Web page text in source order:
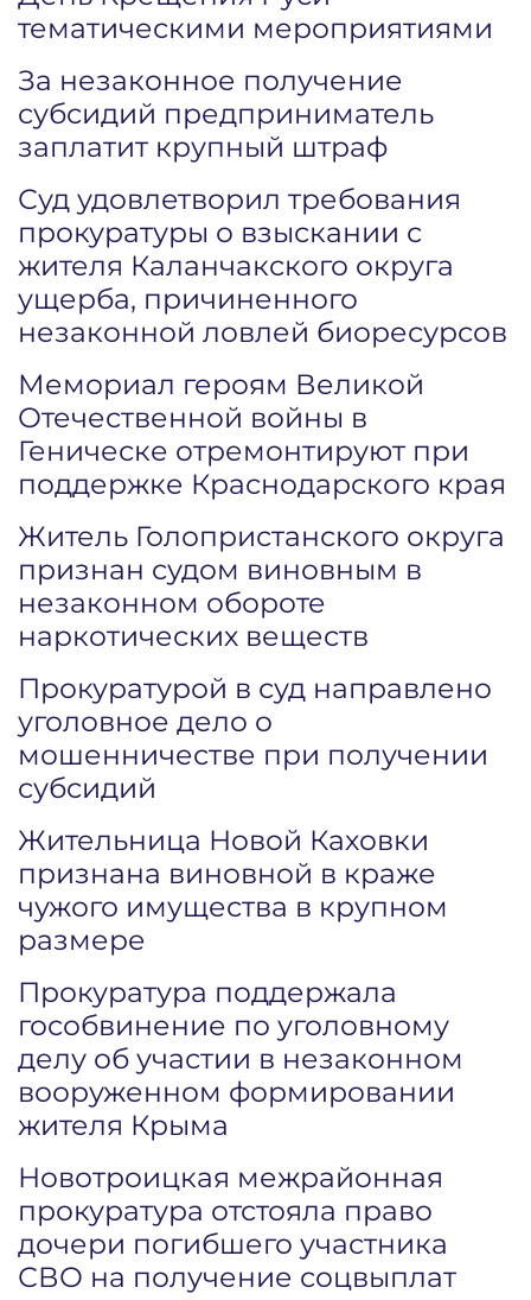
тематическими мероприятиями
За незаконное получение
субсидий предприниматель
заплатит крупный штраф
Суд удовлетворил требования
прокуратуры о взыскании с
жителя Каланчакского округа
ущерба, причиненного
незаконной ловлей биоресурсов
Мемориал героям Великой
Отечественной войны в
Геническе отремонтируют при
поддержке Краснодарского края
Житель Голопристанского округа
признан судом виновным в
незаконном обороте
наркотических веществ
Прокуратурой в суд направлено
уголовное дело о
мошенничестве при получении
субсидий
Жительница Новой Каховки
признана виновной в краже
чужого имущества в крупном
размере
Прокуратура поддержала
гособвинение по уголовному
делу об участии в незаконном
вооруженном формировании
жителя Крыма
Новотроицкая межрайонная
прокуратура отстояла право
дочери погибшего участника
СВО на получение соцвыплат